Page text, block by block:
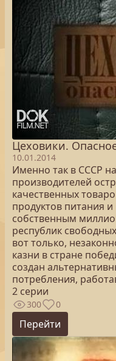
Цеховики.
10.01.2014
Именно так в СССР
производителей
качественных
продуктов питания
собственным
республик
вот только,
казни в стране
создан
потребления,
2 серии
300 0
Перейти